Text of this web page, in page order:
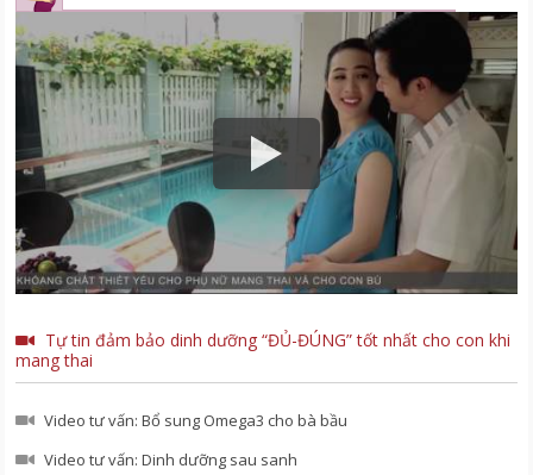
Tự tin đảm bảo dinh dưỡng “ĐỦ-ĐÚNG” tốt nhất cho con khi
mang thai
Video tư vấn: Bổ sung Omega3 cho bà bầu
Video tư vấn: Dinh dưỡng sau sanh